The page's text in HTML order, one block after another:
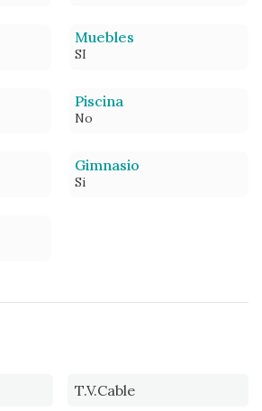
Muebles
SI
Piscina
No
Gimnasio
Si
T.V.Cable